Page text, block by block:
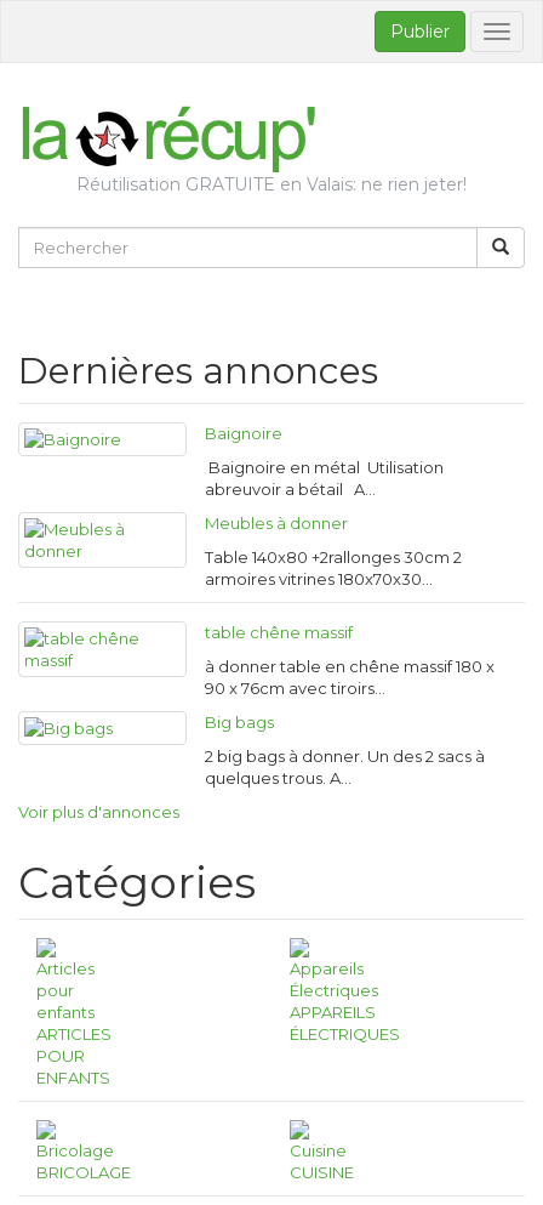
Publier
Réutilisation GRATUITE en Valais: ne rien jeter!
Dernières annonces
Baignoire
Baignoire en métal Utilisation
abreuvoir a bétail A…
Meubles à donner
Table 140x80 +2rallonges 30cm 2
armoires vitrines 180x70x30…
table chêne massif
à donner table en chêne massif 180 x
90 x 76cm avec tiroirs…
Big bags
2 big bags à donner. Un des 2 sacs à
quelques trous. A…
Voir plus d'annonces
Catégories
ARTICLES
POUR
ENFANTS
APPAREILS
ÉLECTRIQUES
BRICOLAGE CUISINE